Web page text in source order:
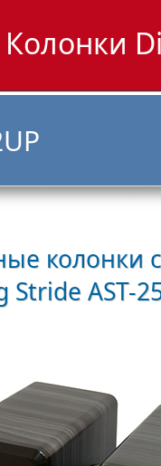
Колонки
колонки
Stride AST-